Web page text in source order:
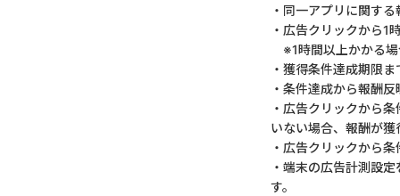
・同一アプリに関す
・広告クリックから1
※1時間以上かかる場
・獲得条件達成期限
・条件達成から報酬
・広告クリックから
いない場合、報酬が
・広告クリックから
・端末の広告計測設
す。